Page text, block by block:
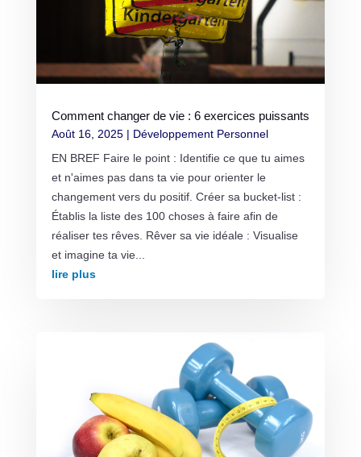
Comment changer de vie : 6 exercices puissants
Août 16, 2025| Développement Personnel
EN BREF Faire le point : Identifie ce que tu aimes
et n'aimes pas dans ta vie pour orienter le
changement vers du positif. Créer sa bucket-list :
Établis la liste des 100 choses à faire afin de
réaliser tes rêves. Rêver sa vie idéale : Visualise
et imagine ta vie...
lire plus